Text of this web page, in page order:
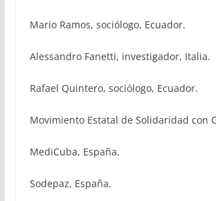
Mario Ramos, sociólogo, Ecuador.
Alessandro Fanetti, investigador, Italia.
Rafael Quintero, sociólogo, Ecuador.
Movimiento Estatal de Solidaridad con
MediCuba, España.
Sodepaz, España.